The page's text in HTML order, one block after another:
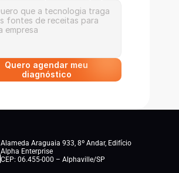
Quero agendar meu
Alameda Araguaia 933, 8º Andar, Edifício
Alpha Enterprise
CEP: 06.455-000 – Alphaville/SP